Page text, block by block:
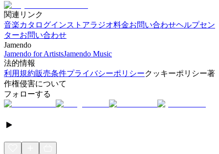
関連リンク
音楽カタログインストアラジオ料金お問い合わせヘルプセン
ターお問い合わせ
Jamendo
Jamendo for ArtistsJamendo Music
法的情報
利用規約販売条件プライバシーポリシークッキーポリシー著
作権侵害について
フォローする